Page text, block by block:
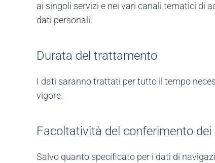
ai singoli servizi e nei vari canali tematici di
dati personali.
Durata del trattamento
I dati saranno trattati per tutto il tempo
vigore.
Facoltatività del conferimento dei
Salvo quanto specificato per i dati di